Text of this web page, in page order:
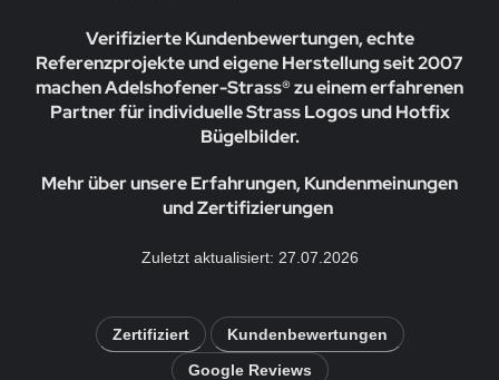
Verifizierte Kundenbewertungen, echte
Referenzprojekte und eigene Herstellung seit 2007
machen Adelshofener-Strass® zu einem erfahrenen
Partner für individuelle Strass Logos und Hotfix
Bügelbilder.
Mehr über unsere Erfahrungen, Kundenmeinungen
und Zertifizierungen
Zuletzt aktualisiert: 27.07.2026
Zertifiziert
Kundenbewertungen
Google Reviews